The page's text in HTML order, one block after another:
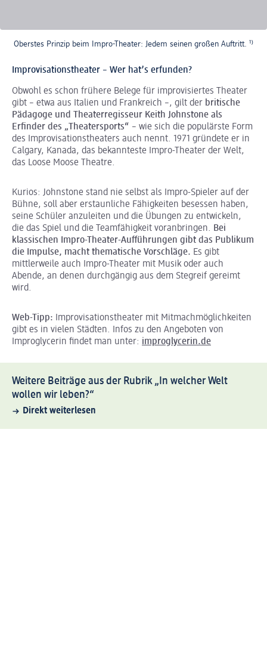
Oberstes Prinzip beim Impro-Theater: Jedem seinen großen Auftritt. ¹⁾
Improvisationstheater – Wer hat’s erfunden?
Obwohl es schon frühere Belege für improvisiertes Theater
gibt – etwa aus Italien und Frankreich –, gilt der britische
Pädagoge und Theaterregisseur Keith Johnstone als
Erfinder des „Theatersports“ – wie sich die populärste Form
des Improvisationstheaters auch nennt. 1971 gründete er in
Calgary, Kanada, das bekannteste Impro-Theater der Welt,
das Loose Moose Theatre.
Kurios: Johnstone stand nie selbst als Impro-Spieler auf der
Bühne, soll aber erstaunliche Fähigkeiten besessen haben,
seine Schüler anzuleiten und die Übungen zu entwickeln,
die das Spiel und die Teamfähigkeit voranbringen. Bei
klassischen Impro-Theater-Aufführungen gibt das Publikum
die Impulse, macht thematische Vorschläge. Es gibt
mittlerweile auch Impro-Theater mit Musik oder auch
Abende, an denen durchgängig aus dem Stegreif gereimt
wird.
Web-Tipp: Improvisationstheater mit Mitmachmöglichkeiten
gibt es in vielen Städten. Infos zu den Angeboten von
Improglycerin findet man unter: improglycerin.de
Weitere Beiträge aus der Rubrik „In welcher Welt
wollen wir leben?“
Direkt weiterlesen